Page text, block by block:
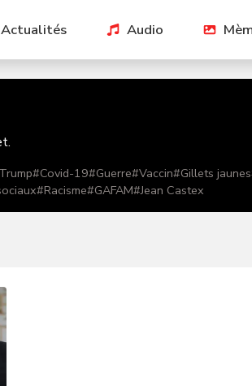
Actualités Audio
#Covid-19#Guerre#Vaccin#Gillets jaunes
#Racisme#GAFAM#Jean Castex